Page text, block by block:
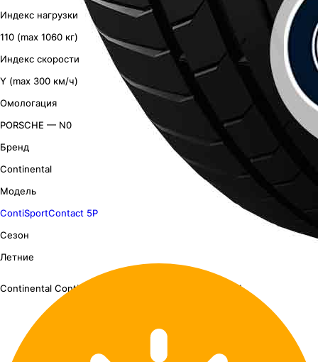
Continental ContiSportContact 5P 275/45 R20 110Y XL
Индекс нагрузки
110 (max 1060 кг)
Индекс скорости
Y (max 300 км/ч)
Омологация
PORSCHE — N0
Бренд
Continental
Модель
ContiSportContact 5P
Сезон
Летние